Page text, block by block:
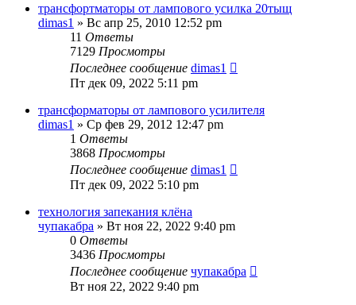
трансфортматоры от лампового усилка 20тыщ
dimas1 » Вс апр 25, 2010 12:52 pm
11 Ответы
7129 Просмотры
Последнее сообщение dimas1
Пт дек 09, 2022 5:11 pm
трансформаторы от лампового усилителя
dimas1 » Ср фев 29, 2012 12:47 pm
1 Ответы
3868 Просмотры
Последнее сообщение dimas1
Пт дек 09, 2022 5:10 pm
технология запекания клёна
чупакабра » Вт ноя 22, 2022 9:40 pm
0 Ответы
3436 Просмотры
Последнее сообщение чупакабра
Вт ноя 22, 2022 9:40 pm